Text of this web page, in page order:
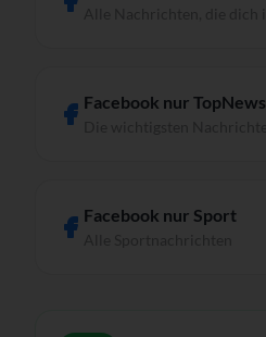
Facebook nur TopNews
Facebook nur Sport